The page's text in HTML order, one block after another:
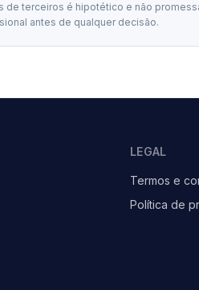
terceiros é hipotético e não
antes de qualquer decisão.
LEGAL
Termos e
Política de